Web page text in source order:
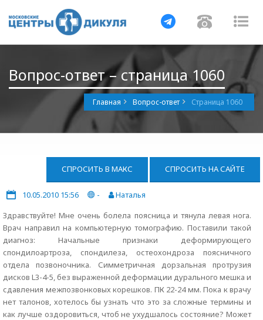
Навигация
Вопрос-ответ – страница 1060
Главная Вопрос-ответ Страница 1060
СПРОСИТЬ В МАКС СПРОСИТЬ НА САЙТЕ
10.05.2010 15:56 -
Наталья
Здравствуйте! Мне очень болела поясница и тянула левая нога.
Врач направил на компьютерную томографию. Поставили такой
диагноз: Начальные признаки деформирующего
спондилоартроза, спондилеза, остеохондроза поясничного
отдела позвоночника. Симметричная дорзальная протрузия
дисков L3-4-5, без выраженной деформации дурального мешка и
сдавления межпозвонковых корешков. ПК 22-24 мм. Пока к врачу
нет талонов, хотелось бы узнать что это за сложные термины и
как лучше оздоровиться, чтоб не ухудшалось состояние? Может